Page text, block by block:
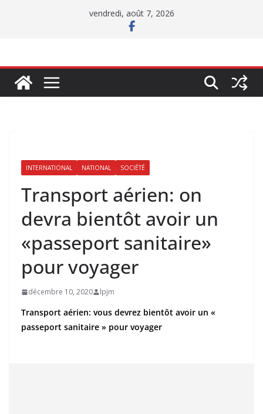
vendredi, août 7, 2026
INTERNATIONAL NATIONAL SOCIÉTÉ
Transport aérien: on
devra bientôt avoir un
«passeport sanitaire»
pour voyager
décembre 10, 2020 lpjm
Transport aérien: vous devrez bientôt avoir un «
passeport sanitaire » pour voyager